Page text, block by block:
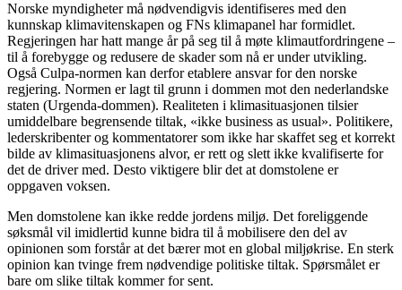
Norske myndigheter må nødvendigvis identifiseres med den
kunnskap klimavitenskapen og FNs klimapanel har formidlet.
Regjeringen har hatt mange år på seg til å møte klimautfordringene –
til å forebygge og redusere de skader som nå er under utvikling.
Også Culpa-normen kan derfor etablere ansvar for den norske
regjering. Normen er lagt til grunn i dommen mot den nederlandske
staten (Urgenda-dommen). Realiteten i klimasituasjonen tilsier
umiddelbare begrensende tiltak, «ikke business as usual». Politikere,
lederskribenter og kommentatorer som ikke har skaffet seg et korrekt
bilde av klimasituasjonens alvor, er rett og slett ikke kvalifiserte for
det de driver med. Desto viktigere blir det at domstolene er
oppgaven voksen.
Men domstolene kan ikke redde jordens miljø. Det foreliggende
søksmål vil imidlertid kunne bidra til å mobilisere den del av
opinionen som forstår at det bærer mot en global miljøkrise. En sterk
opinion kan tvinge frem nødvendige politiske tiltak. Spørsmålet er
bare om slike tiltak kommer for sent.